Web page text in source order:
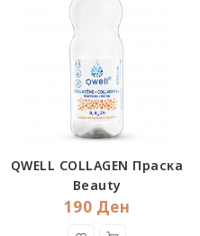
QWELL COLLAGEN Праска
Beauty
190 Ден